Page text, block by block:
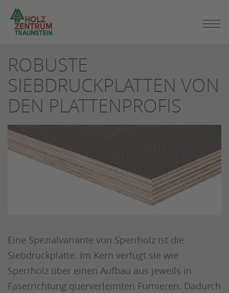
SEITENINHALT
SPRINGEN
ROBUSTE
SIEBDRUCKPLATTEN VON
DEN PLATTENPROFIS
Eine Spezialvariante von Sperrholz ist die
Siebdruckplatte. Im Kern verfügt sie wie
Sperrholz über einen Aufbau aus jeweils in
Faserrichtung querverleimten Furnieren. Dadurch